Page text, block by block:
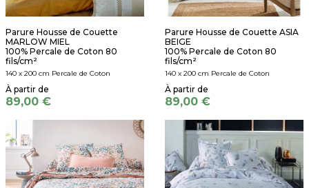
Parure Housse de Couette
MARLOW MIEL
100% Percale de Coton 80
fils/cm²
140 x 200 cm Percale de Coton
89,00 €
Parure Housse de Couette ASIA
BEIGE
100% Percale de Coton 80
fils/cm²
140 x 200 cm Percale de Coton
89,00 €